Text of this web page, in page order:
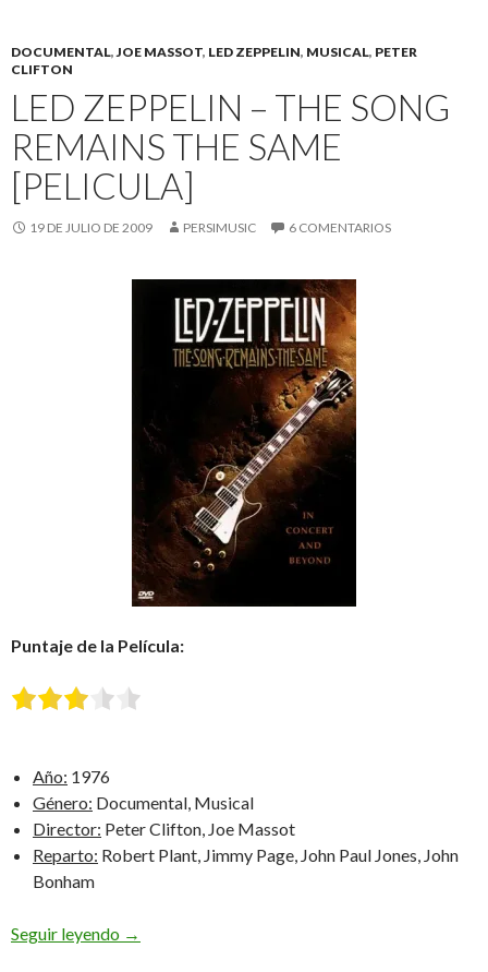
DOCUMENTAL,JOE MASSOT, LED ZEPPELIN, MUSICAL, PETER
CLIFTON
LED ZEPPELIN – THE SONG
REMAINS THE SAME
[PELICULA]
19 DE JULIO DE 2009 PERSIMUSIC 6 COMENTARIOS
Puntaje de la Película:
Año: 1976
Género: Documental, Musical
Director: Peter Clifton, Joe Massot
Reparto: Robert Plant, Jimmy Page, John Paul Jones, John
Bonham
Seguir leyendo Led Zeppelin – The Song Remains the Same
→